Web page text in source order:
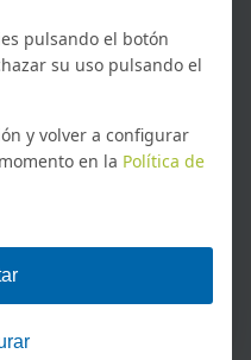
profesionales y
enseñanza de
alumnos
con mas
Madrid
pulsando el botón
su uso pulsando el
y volver a configurar
en la Política de